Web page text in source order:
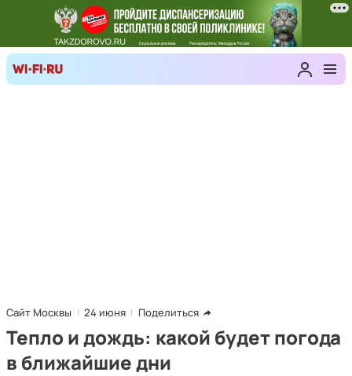
Сайт Москвы 24 июня Поделиться
Тепло и дождь: какой будет погода
в ближайшие дни